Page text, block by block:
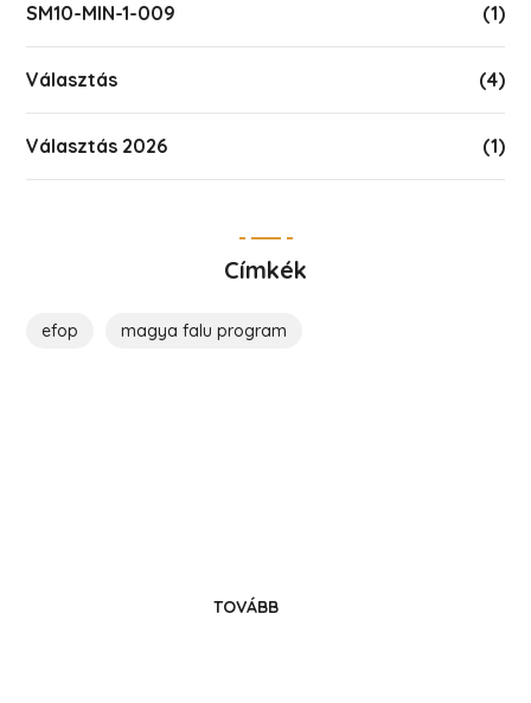
SM10-MIN-1-009 (1)
Választás (4)
Választás 2026 (1)
Címkék
efop magya falu program
TOVÁBB